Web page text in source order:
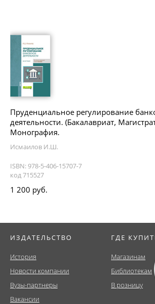
Пруденциальное регулирование
деятельности. (Бакалавриат,
Монография.
Исмаилов И.Ш.
ISBN: 978-5-406-15707-7
код 715527
1 200 руб.
ИЗДАТЕЛЬСТВО
История
Новости компании
Вузы-партнеры
Вакансии
ГДЕ
Магазинам
Библиотекам
В розницу